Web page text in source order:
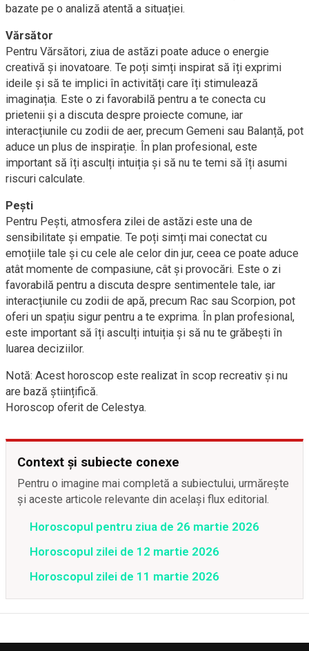
bazate pe o analiză atentă a situației.
Vărsător
Pentru Vărsători, ziua de astăzi poate aduce o energie
creativă și inovatoare. Te poți simți inspirat să îți exprimi
ideile și să te implici în activități care îți stimulează
imaginația. Este o zi favorabilă pentru a te conecta cu
prietenii și a discuta despre proiecte comune, iar
interacțiunile cu zodii de aer, precum Gemeni sau Balanță, pot
aduce un plus de inspirație. În plan profesional, este
important să îți asculți intuiția și să nu te temi să îți asumi
riscuri calculate.
Pești
Pentru Pești, atmosfera zilei de astăzi este una de
sensibilitate și empatie. Te poți simți mai conectat cu
emoțiile tale și cu cele ale celor din jur, ceea ce poate aduce
atât momente de compasiune, cât și provocări. Este o zi
favorabilă pentru a discuta despre sentimentele tale, iar
interacțiunile cu zodii de apă, precum Rac sau Scorpion, pot
oferi un spațiu sigur pentru a te exprima. În plan profesional,
este important să îți asculți intuiția și să nu te grăbești în
luarea deciziilor.
Notă: Acest horoscop este realizat în scop recreativ și nu
are bază științifică.
Horoscop oferit de Celestya.
Context și subiecte conexe
Pentru o imagine mai completă a subiectului, urmărește
și aceste articole relevante din același flux editorial.
Horoscopul pentru ziua de 26 martie 2026
Horoscopul zilei de 12 martie 2026
Horoscopul zilei de 11 martie 2026